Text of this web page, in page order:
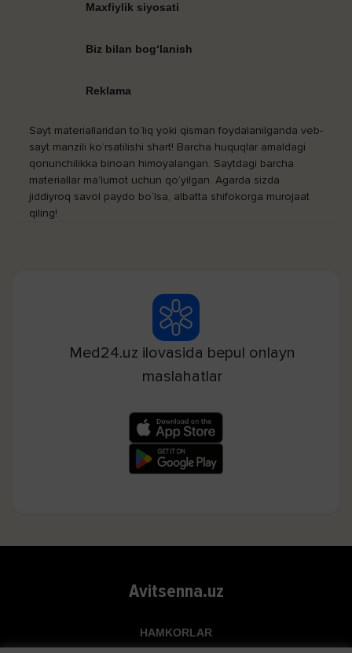
Maxfiylik siyosati
Biz bilan bog‘lanish
Reklama
Sayt materiallaridan to‘liq yoki qisman foydalanilganda veb-
sayt manzili ko‘rsatilishi shart! Barcha huquqlar amaldagi
qonunchilikka binoan himoyalangan. Saytdagi barcha
materiallar ma’lumot uchun qo‘yilgan. Agarda sizda
jiddiyroq savol paydo bo‘lsa, albatta shifokorga murojaat
qiling!
Med24.uz ilovasida bepul onlayn
maslahatlar
Avitsenna.uz
HAMKORLAR